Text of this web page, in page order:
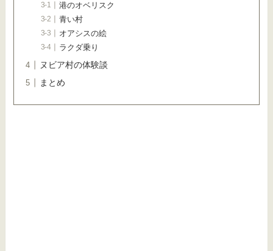
港のオベリスク
青い村
オアシスの絵
ラクダ乗り
ヌビア村の体験談
まとめ